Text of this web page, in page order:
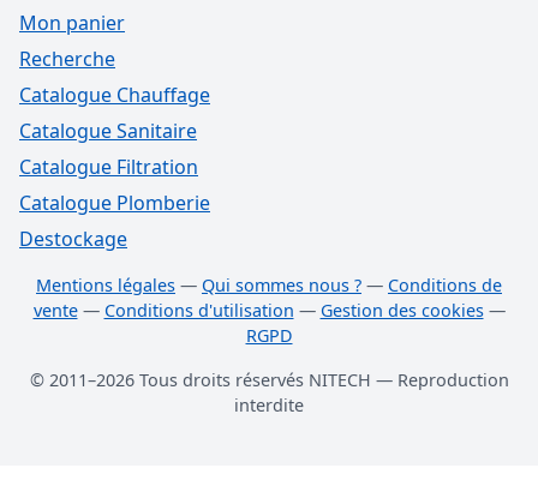
Mon panier
Recherche
Catalogue Chauffage
Catalogue Sanitaire
Catalogue Filtration
Catalogue Plomberie
Destockage
Mentions légales — Qui sommes nous ? — Conditions de
vente— Conditions d'utilisation — Gestion des cookies—
RGPD
© 2011–2026 Tous droits réservés NITECH — Reproduction
interdite